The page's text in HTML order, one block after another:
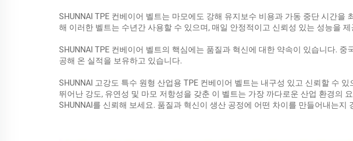
SHUNNAI TPE 컨베이어 벨트는 마모에도 강해 유지보수 비용과 가동 중단 시간
해 이러한 벨트는 수년간 사용할 수 있으며, 매일 안정적이고 신뢰성 있는 성능을 제
SHUNNAI TPE 컨베이어 벨트의 핵심에는 품질과 혁신에 대한 약속이 있습니다.
공해 온 실적을 보유하고 있습니다.
SHUNNAI 고강도 특수 원형 산업용 TPE 컨베이어 벨트는 내구성 있고 신뢰할 수
뛰어난 강도, 유연성 및 마모 저항성을 갖춘 이 벨트는 가장 까다로운 산업 환경의
SHUNNAI를 신뢰해 보세요. 품질과 혁신이 생산 공정에 어떤 차이를 만들어내는지